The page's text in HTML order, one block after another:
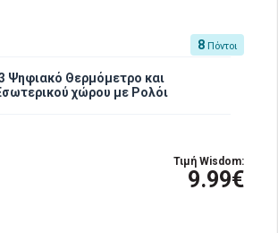
8 Πόντοι
Ψηφιακό Θερμόμετρο και
χώρου με Ρολόι
Τιμή Wisdom:
9.99€